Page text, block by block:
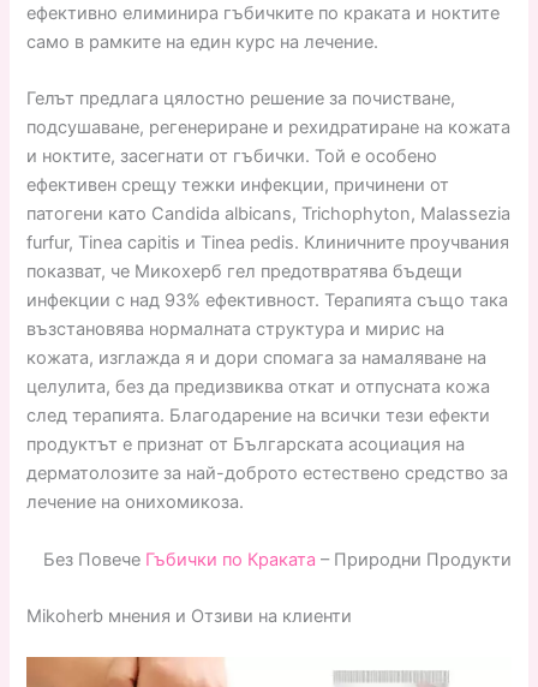
ефективно елиминира гъбичките по краката и ноктите
само в рамките на един курс на лечение.
Гелът предлага цялостно решение за почистване,
подсушаване, регенериране и рехидратиране на кожата
и ноктите, засегнати от гъбички. Той е особено
ефективен срещу тежки инфекции, причинени от
патогени като Candida albicans, Trichophyton, Malassezia
furfur, Tinea capitis и Tinea pedis. Клиничните проучвания
показват, че Микохерб гел предотвратява бъдещи
инфекции с над 93% ефективност. Терапията също така
възстановява нормалната структура и мирис на
кожата, изглажда я и дори спомага за намаляване на
целулита, без да предизвиква откат и отпусната кожа
след терапията. Благодарение на всички тези ефекти
продуктът е признат от Българската асоциация на
дерматолозите за най-доброто естествено средство за
лечение на онихомикоза.
Без Повече Гъбички по Краката – Природни Продукти
Mikoherb мнения и Отзиви на клиенти